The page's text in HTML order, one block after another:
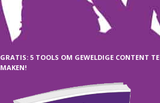
GRATIS: 5 TOOLS OM GEWELDIGE CONTENT TE
MAKEN!